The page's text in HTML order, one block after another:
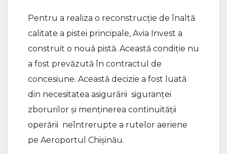
Pentru a realiza o reconstrucție de înaltă
calitate a pistei principale, Avia Invest a
construit o nouă pistă. Această condiție nu
a fost prevăzută în contractul de
concesiune. Această decizie a fost luată
din necesitatea asigurării siguranței
zborurilor și menținerea continuității
operării neîntrerupte a rutelor aeriene
pe Aeroportul Chișinău.